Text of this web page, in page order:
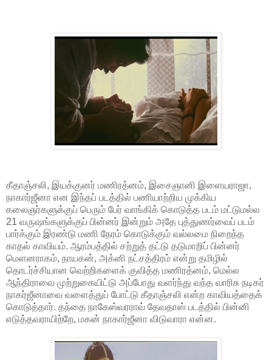
கீதாஞ்சலி, இயக்குனர் மணிரத்னம், இசைஞானி இளையராஜா,
நாகார்ஜீனா என இந்தப் படத்தில் பணியாற்றிய முக்கிய
கலைஞர்களுக்குப் பெரும் பேர் வாங்கிக் கொடுத்த படம் மட்டுமல்ல
21 வருஷங்களுக்குப் பின்னர் இன்றும் அதே புத்துணர்வைப் படம்
பார்க்கும் இரண்டு மணி நேரம் கொடுக்கும் வல்லமை நிறைந்த
காதல் காவியம். ஆரம்பத்தில் சற்றுத் தட்டு தடுமாறிப் பின்னர்
மெளனராகம், நாயகன், அக்னி நட்சத்திரம் என்று தமிழில்
தொடர்ச்சியான வெற்றிகளைக் குவித்த மணிரத்னம், மெல்ல
ஆந்திராவை முற்றுகையிட்டு அப்போது வளர்ந்து வந்த வாரிசு நடிகர்
நாகர்ஜீனாவை வளைத்துப் போட்டு கீதாஞ்சலி என்ற காவியத்தைக்
கொடுத்தார். தந்தை நாகேஸ்வரராவ் தேவதாஸ் படத்தில் பின்னி
எடுத்தவராயிற்றே, மகன் நாகார்ஜீனா விடுவாரா என்ன.